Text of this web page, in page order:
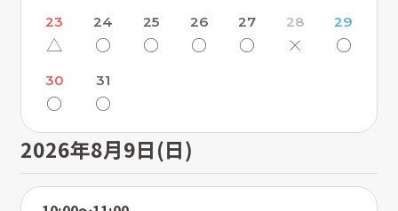
23
△
24
〇
25
〇
26
〇
27
〇
28
×
29
〇
30
〇
31
〇
2026年8月9日(日)